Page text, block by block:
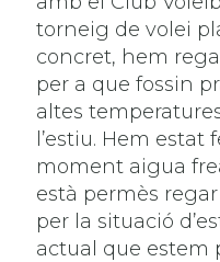
torneig de volei
concret, hem
per a que fossin
altes
l’estiu. Hem
moment aigua
està permès
per la situació
actual que estem